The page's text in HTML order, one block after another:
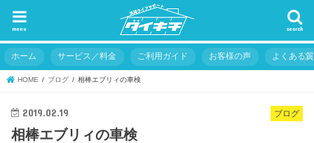
search
menu
ホーム サービス／料金 ご利用ガイド お客様の声 よくある
HOME ブログ 相棒エブリィの車検
ブログ
2019.02.19
相棒エブリィの車検